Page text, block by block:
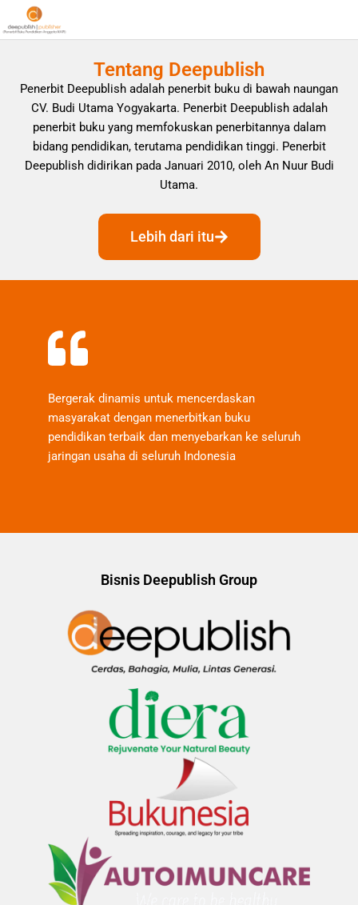
Tentang Deepublish
Penerbit Deepublish adalah penerbit buku di bawah naungan
CV. Budi Utama Yogyakarta. Penerbit Deepublish adalah
penerbit buku yang memfokuskan penerbitannya dalam
bidang pendidikan, terutama pendidikan tinggi. Penerbit
Deepublish didirikan pada Januari 2010, oleh An Nuur Budi
Utama.
Lebih dari itu
Bergerak dinamis untuk mencerdaskan
masyarakat dengan menerbitkan buku
pendidikan terbaik dan menyebarkan ke seluruh
jaringan usaha di seluruh Indonesia
Bisnis Deepublish Group